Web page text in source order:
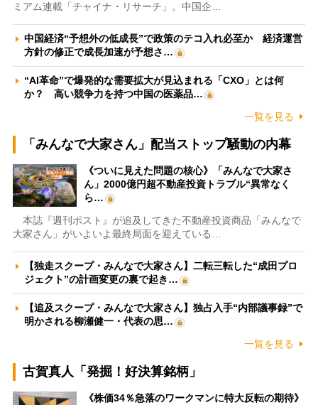
ミアム連載「チャイナ・リサーチ」。中国企…
中国経済“予想外の低成長”で政策のテコ入れ必至か 経済運営
方針の修正で成長加速が予想さ…
“AI革命”で爆発的な需要拡大が見込まれる「CXO」とは何
か？ 高い競争力を持つ中国の医薬品…
一覧を見る
「みんなで大家さん」配当ストップ騒動の内幕
《ついに見えた問題の核心》「みんなで大家さ
ん」2000億円超不動産投資トラブル“異常なく
ら…
本誌『週刊ポスト』が追及してきた不動産投資商品「みんなで
大家さん」がいよいよ最終局面を迎えている…
【独走スクープ・みんなで大家さん】二転三転した“成田プロ
ジェクト”の計画変更の裏で起き…
【追及スクープ・みんなで大家さん】独占入手“内部議事録”で
明かされる柳瀬健一・代表の思…
一覧を見る
古賀真人「発掘！好決算銘柄」
《株価34％急落のワークマンに特大反転の期待》